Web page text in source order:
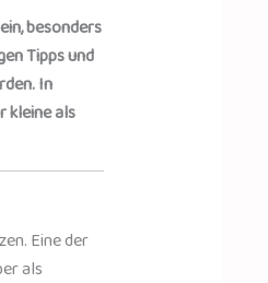
besonders
Tipps und
In
kleine als
Eine der
als